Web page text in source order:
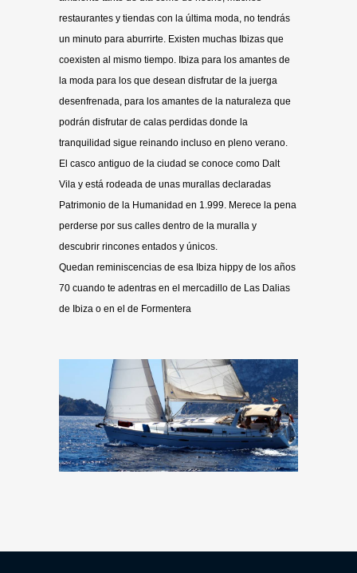
restaurantes y tiendas con la última moda, no tendrás
un minuto para aburrirte. Existen muchas Ibizas que
coexisten al mismo tiempo. Ibiza para los amantes de
la moda para los que desean disfrutar de la juerga
desenfrenada, para los amantes de la naturaleza que
podrán disfrutar de calas perdidas donde la
tranquilidad sigue reinando incluso en pleno verano.
El casco antiguo de la ciudad se conoce como Dalt
Vila y está rodeada de unas murallas declaradas
Patrimonio de la Humanidad en 1.999. Merece la pena
perderse por sus calles dentro de la muralla y
descubrir rincones entados y únicos.
Quedan reminiscencias de esa Ibiza hippy de los años
70 cuando te adentras en el mercadillo de Las Dalias
de Ibiza o en el de Formentera